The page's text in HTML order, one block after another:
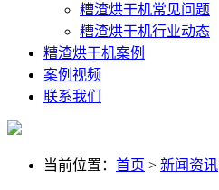
糟渣烘干机常见问题
糟渣烘干机行业动态
糟渣烘干机案例
案例视频
联系我们
当前位置： 首页 > 新闻资讯